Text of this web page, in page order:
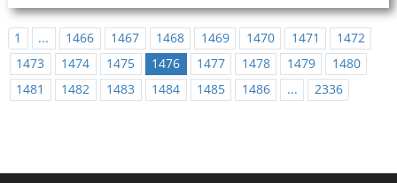
1 ... 1466 1467 1468 1469 1470 1471
1472
1473
1474 1475 1476 1477 1478 1479
1480
1481
1482 1483 1484 1485 1486 ... 2336